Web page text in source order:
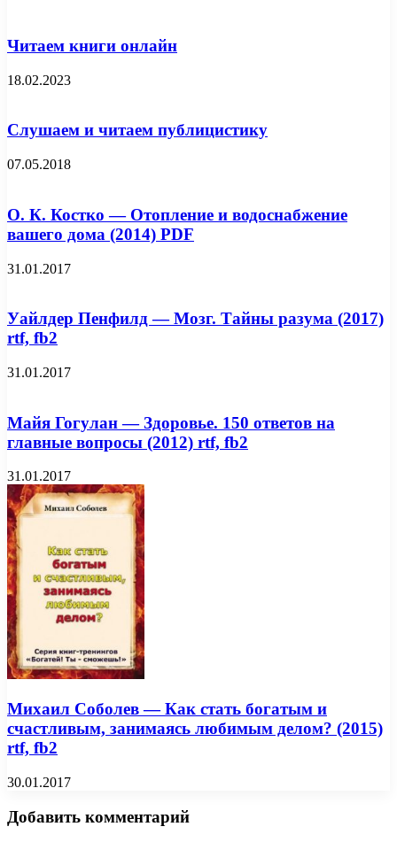
Читаем книги онлайн
18.02.2023
Слушаем и читаем публицистику
07.05.2018
О. К. Костко — Отопление и водоснабжение
вашего дома (2014) PDF
31.01.2017
Уайлдер Пенфилд — Мозг. Тайны разума (2017)
rtf, fb2
31.01.2017
Майя Гогулан — Здоровье. 150 ответов на
главные вопросы (2012) rtf, fb2
31.01.2017
Михаил Соболев — Как стать богатым и
счастливым, занимаясь любимым делом? (2015)
rtf, fb2
30.01.2017
Добавить комментарий